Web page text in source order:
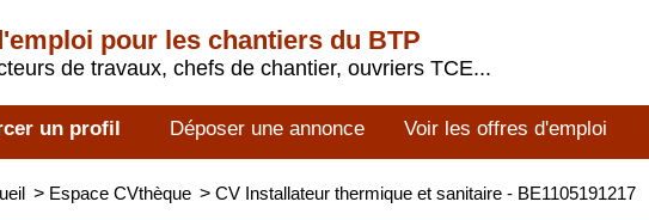
pour les chantiers du BTP
de travaux, chefs de chantier, ouvriers TCE...
un profil Déposer une annonce Voir les offres d'emploi
> Espace CVthèque > CV Installateur thermique et sanitaire - BE1105191217